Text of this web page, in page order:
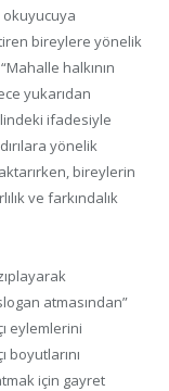
okuyucuya
bireylere yönelik
halkının
yukarıdan
ifadesiyle
yönelik
bireylerin
ve farkındalık
atmasından”
eylemlerini
boyutlarını
için gayret